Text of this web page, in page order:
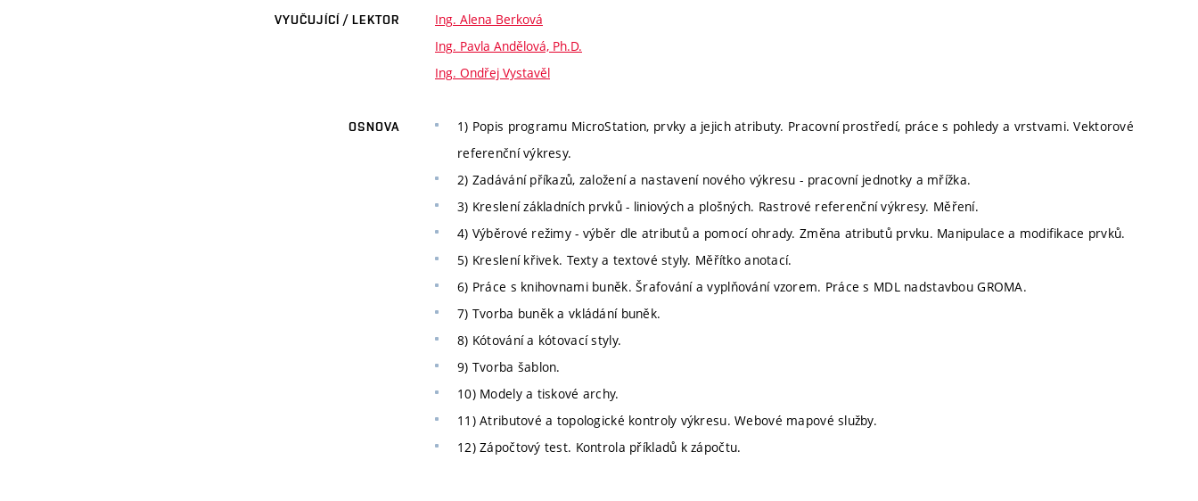
VYUČUJÍCÍ / LEKTOR
Ing. Alena Berková
Ing. Pavla Andělová, Ph.D.
Ing. Ondřej Vystavěl
OSNOVA
1) Popis programu MicroStation, prvky a jejich atributy. Pracovní prostředí, práce s pohledy a vrstvami. Vektorové
referenční výkresy.
2) Zadávání příkazů, založení a nastavení nového výkresu - pracovní jednotky a mřížka.
3) Kreslení základních prvků - liniových a plošných. Rastrové referenční výkresy. Měření.
4) Výběrové režimy - výběr dle atributů a pomocí ohrady. Změna atributů prvku. Manipulace a modifikace prvků.
5) Kreslení křivek. Texty a textové styly. Měřítko anotací.
6) Práce s knihovnami buněk. Šrafování a vyplňování vzorem. Práce s MDL nadstavbou GROMA.
7) Tvorba buněk a vkládání buněk.
8) Kótování a kótovací styly.
9) Tvorba šablon.
10) Modely a tiskové archy.
11) Atributové a topologické kontroly výkresu. Webové mapové služby.
12) Zápočtový test. Kontrola příkladů k zápočtu.